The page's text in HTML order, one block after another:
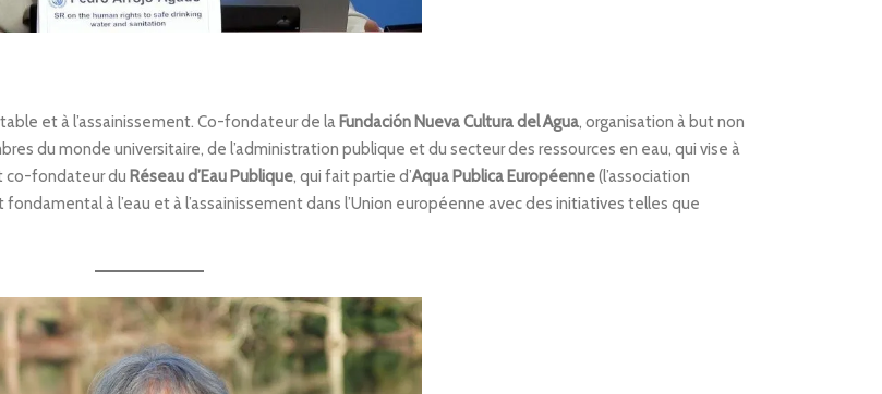
et à l’assainissement. Co-fondateur de la Fundación Nueva Cultura del Agua, organisation à but non
du monde universitaire, de l’administration publique et du secteur des ressources en eau, qui vise à
co-fondateur du Réseau d’Eau Publique, qui fait partie d’Aqua Publica Européenne(l’association
à l’eau et à l’assainissement dans l’Union européenne avec des initiatives telles que